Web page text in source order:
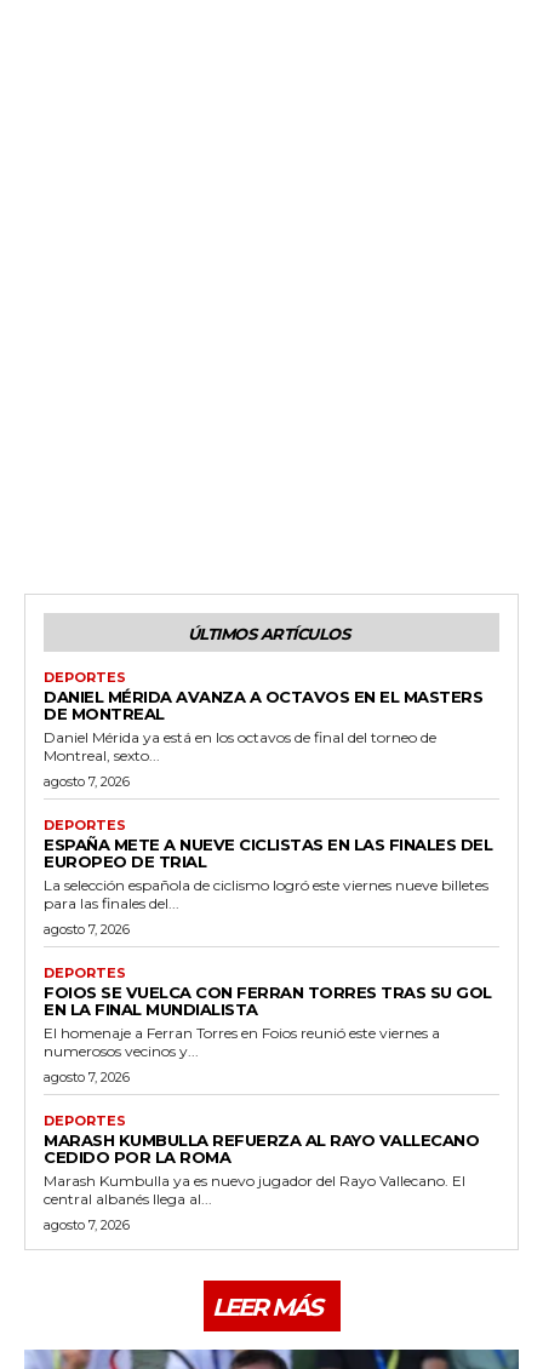
ÚLTIMOS ARTÍCULOS
DEPORTES
DANIEL MÉRIDA AVANZA A OCTAVOS EN EL MASTERS
DE MONTREAL
Daniel Mérida ya está en los octavos de final del torneo de
Montreal, sexto...
agosto 7, 2026
DEPORTES
ESPAÑA METE A NUEVE CICLISTAS EN LAS FINALES DEL
EUROPEO DE TRIAL
La selección española de ciclismo logró este viernes nueve billetes
para las finales del...
agosto 7, 2026
DEPORTES
FOIOS SE VUELCA CON FERRAN TORRES TRAS SU GOL
EN LA FINAL MUNDIALISTA
El homenaje a Ferran Torres en Foios reunió este viernes a
numerosos vecinos y...
agosto 7, 2026
DEPORTES
MARASH KUMBULLA REFUERZA AL RAYO VALLECANO
CEDIDO POR LA ROMA
Marash Kumbulla ya es nuevo jugador del Rayo Vallecano. El
central albanés llega al...
agosto 7, 2026
LEER MÁS